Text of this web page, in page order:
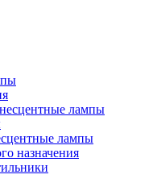
лампы
лампы
назначения